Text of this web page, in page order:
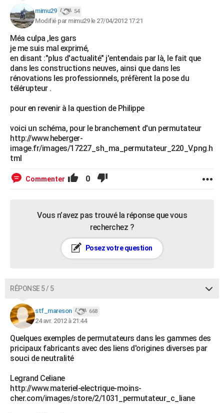
mimu29 54
Modifié par mimu29 le 27/04/2012 17:21
Méa culpa ,les gars
je me suis mal exprimé,
en disant :"plus d'actualité" j'entendais par là, le fait que
dans les constructions neuves, ainsi que dans les
rénovations les professionnels, préfèrent la pose du
télérupteur .
pour en revenir à la question de Philippe
voici un schéma, pour le branchement d'un permutateur
http://www.heberger-
image.fr/images/17227_sh_ma_permutateur_220_V.png.h
tml
Commenter 0
Vous n’avez pas trouvé la réponse que vous
recherchez ?
Posez votre question
RÉPONSE 5 / 5
stf_mareson 668
24 avr. 2012 à 21:44
Quelques exemples de permutateurs dans les gammes des
pricipaux fabricants avec des liens d'origines diverses par
souci de neutralité
Legrand Celiane
http://www.materiel-electrique-moins-
cher.com/images/store/2/1031_permutateur_c_liane